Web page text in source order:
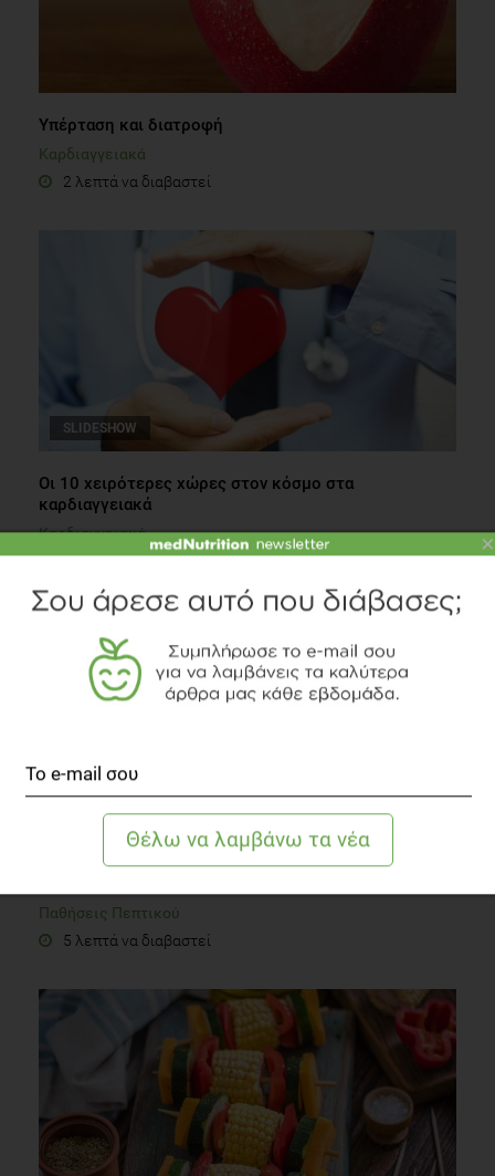
Υπέρταση και διατροφή
Καρδιαγγειακά
2 λεπτά να διαβαστεί
SLIDESHOW
Οι 10 χειρότερες χώρες στον κόσμο στα
καρδιαγγειακά
Καρδιαγγειακά
1 λεπτό να διαβαστεί
Δυσκοιλιότητα στην εγκυμοσύνη: Πώς να την
Παθήσεις Πεπτικού
5 λεπτά να διαβαστεί
×